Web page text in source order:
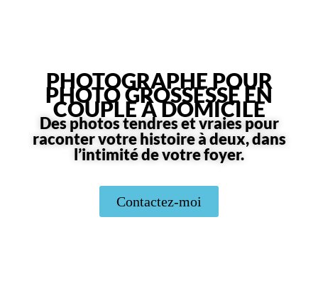
PHOTOGRAPHE POUR
PHOTO GROSSESSE EN
COUPLE À DOMICILE
Des photos tendres et vraies pour
raconter votre histoire à deux, dans
l’intimité de votre foyer.
Contactez-moi